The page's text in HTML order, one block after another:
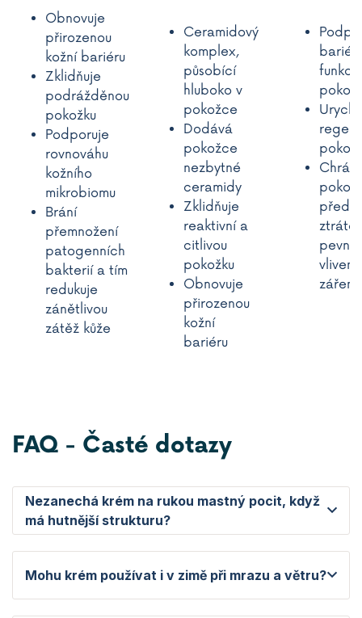
Obnovuje
přirozenou
kožní bariéru
Zklidňuje
podrážděnou
pokožku
Podporuje
rovnováhu
kožního
mikrobiomu
Brání
přemnožení
patogenních
bakterií a tím
redukuje
zánětlivou
zátěž kůže
Ceramidový
komplex,
působící
hluboko v
pokožce
Dodává
pokožce
nezbytné
ceramidy
Zklidňuje
reaktivní a
citlivou
pokožku
Obnovuje
přirozenou
kožní
bariéru
funkci
Chrání
před
vlivem
záření
FAQ - Časté dotazy
Nezanechá krém na rukou mastný pocit, když
má hutnější strukturu?
Mohu krém používat i v zimě při mrazu a větru?